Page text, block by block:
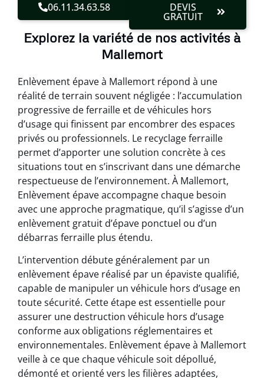
06.11.34.63.58 DEVIS
GRATUIT
Explorez la variété de nos activités à
Mallemort
Enlèvement épave à Mallemort répond à une
réalité de terrain souvent négligée : l’accumulation
progressive de ferraille et de véhicules hors
d’usage qui finissent par encombrer des espaces
privés ou professionnels. Le recyclage ferraille
permet d’apporter une solution concrète à ces
situations tout en s’inscrivant dans une démarche
respectueuse de l’environnement. À Mallemort,
Enlèvement épave accompagne chaque besoin
avec une approche pragmatique, qu’il s’agisse d’un
enlèvement gratuit d’épave ponctuel ou d’un
débarras ferraille plus étendu.
L’intervention débute généralement par un
enlèvement épave réalisé par un épaviste qualifié,
capable de manipuler un véhicule hors d’usage en
toute sécurité. Cette étape est essentielle pour
assurer une destruction véhicule hors d’usage
conforme aux obligations réglementaires et
environnementales. Enlèvement épave à Mallemort
veille à ce que chaque véhicule soit dépollué,
démonté et orienté vers les filières adaptées,